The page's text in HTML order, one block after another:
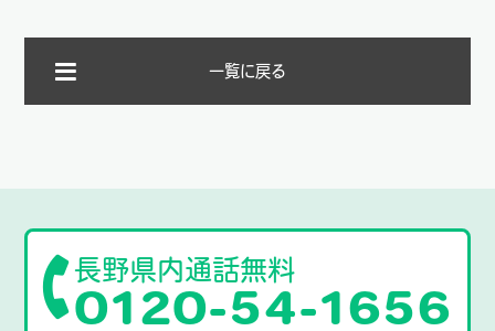
一覧に戻る
長野県内通話無料
0120-54-1656